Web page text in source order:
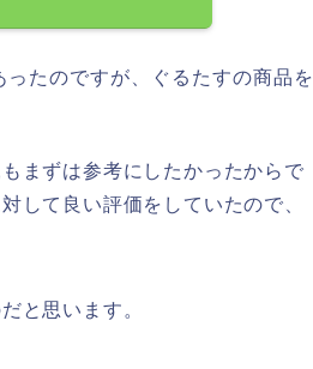
たのですが、ぐるたすの商品を
まずは参考にしたかったからで
して良い評価をしていたので、
と思います。